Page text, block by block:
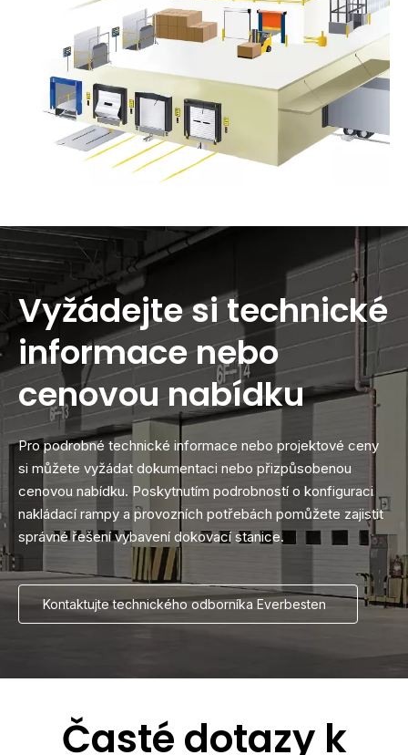
Vyžádejte si technické
informace nebo
cenovou nabídku
Pro podrobné technické informace nebo projektové ceny
si můžete vyžádat dokumentaci nebo přizpůsobenou
cenovou nabídku. Poskytnutím podrobností o konfiguraci
nakládací rampy a provozních potřebách pomůžete zajistit
správné řešení vybavení dokovací stanice.
Kontaktujte technického odborníka Everbesten
Časté dotazy k